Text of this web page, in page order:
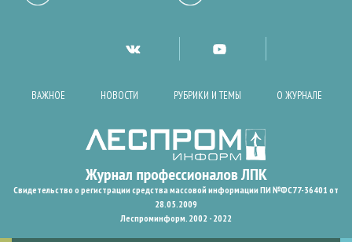
ВАЖНОЕ НОВОСТИ РУБРИКИ И ТЕМЫ О ЖУРНАЛЕ
Свидетельство о регистрации средства массовой информации ПИ №ФС77-36401 от
28.05.2009
Леспроминформ. 2002 - 2022